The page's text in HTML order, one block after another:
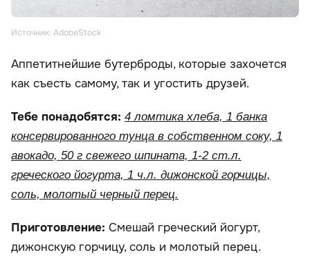
Источник: AdobeStock
Аппетитнейшие бутерброды, которые захочется
как съесть самому, так и угостить друзей.
Тебе понадобятся: 4 ломтика хлеба, 1 банка
консервированного тунца в собственном соку, 1
авокадо, 50 г свежего шпината, 1-2 ст.л.
греческого йогурта, 1 ч.л. дижонской горчицы,
соль, молотый черный перец.
Приготовление: Смешай греческий йогурт,
дижонскую горчицу, соль и молотый перец.